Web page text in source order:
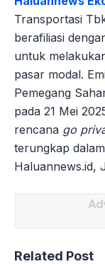
Transportasi
berafiliasi
untuk
pasar modal.
Pemegang
pada 21 Mei
rencana go
terungkap
Haluannews.id,
Related Post